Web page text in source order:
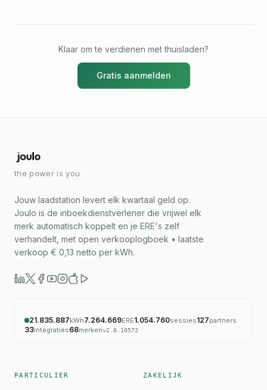
Klaar om te verdienen met thuisladen?
Gratis aanmelden
the power is you
Jouw laadstation levert elk kwartaal geld op.
Joulo is de inboekdienstverlener die vrijwel elk
merk automatisch koppelt en je ERE's zelf
verhandelt, met open verkooplogboek • laatste
verkoop € 0,13 netto per kWh.
21.835.887kWh7.264.669ERE1.054.760sessies127partners
33integraties68merkenv2.0.10572
PARTICULIER ZAKELIJK